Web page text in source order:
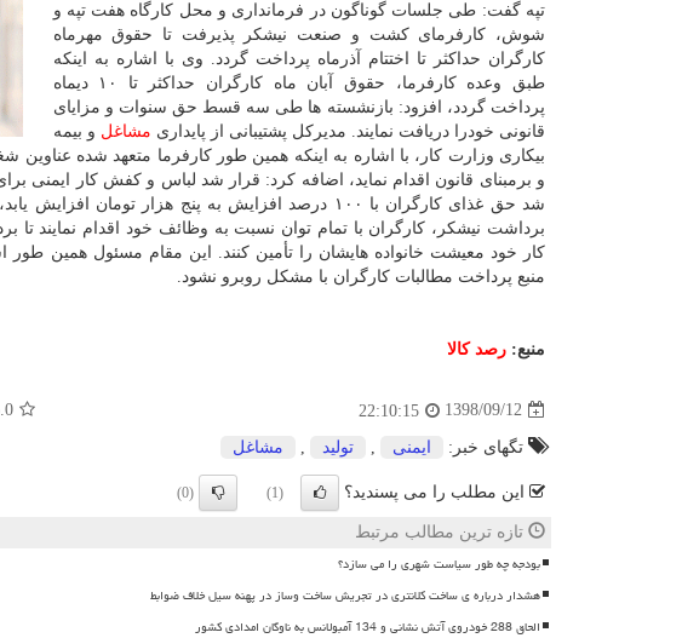
تپه گفت: طی جلسات گوناگون در فرمانداری و محل كارگاه هفت تپه و
شوش، كارفرمای كشت و صنعت نیشكر پذیرفت تا حقوق مهرماه
كارگران حداكثر تا اختتام آذرماه پرداخت گردد. وی با اشاره به اینكه
طبق وعده كارفرما، حقوق آبان ماه كارگران حداكثر تا ۱۰ دیماه
پرداخت گردد، افزود: بازنشسته ها طی سه قسط حق سنوات و مزایای
قانونی خودرا دریافت نمایند. مدیركل پشتیبانی از پایداری مشاغل و بیمه
بیكاری وزارت كار، با اشاره به اینكه همین طور كارفرما متعهد شده
و برمبنای قانون اقدام نماید، اضافه كرد: قرار شد لباس و كفش كار ایمنی
شد حق غذای كارگران با ۱۰۰ درصد افزایش به پنج هزار
برداشت نیشكر، كارگران با تمام توان نسبت به وظائف خود اقدام نمایند
كار خود معیشت خانواده هایشان را تأمین كنند. این مقام مسئول همین
منبع پرداخت مطالبات كارگران با مشكل روبرو نشود.
منبع: رصد كالا
1398/09/12
22:10:15
تگهای خبر: ایمنی تولید مشاغل
این مطلب را می پسندید؟ (1)
(0)
تازه ترین مطالب مرتبط
بودجه چه طور سیاست شهری را می سازد؟
هشدار درباره ی ساخت کلانتری در تجریش ساخت وساز در پهنه سیل خلاف ضوابط
الحاق 288 خودروی آتش نشانی و 134 آمبولانس به ناوگان امدادی کشور